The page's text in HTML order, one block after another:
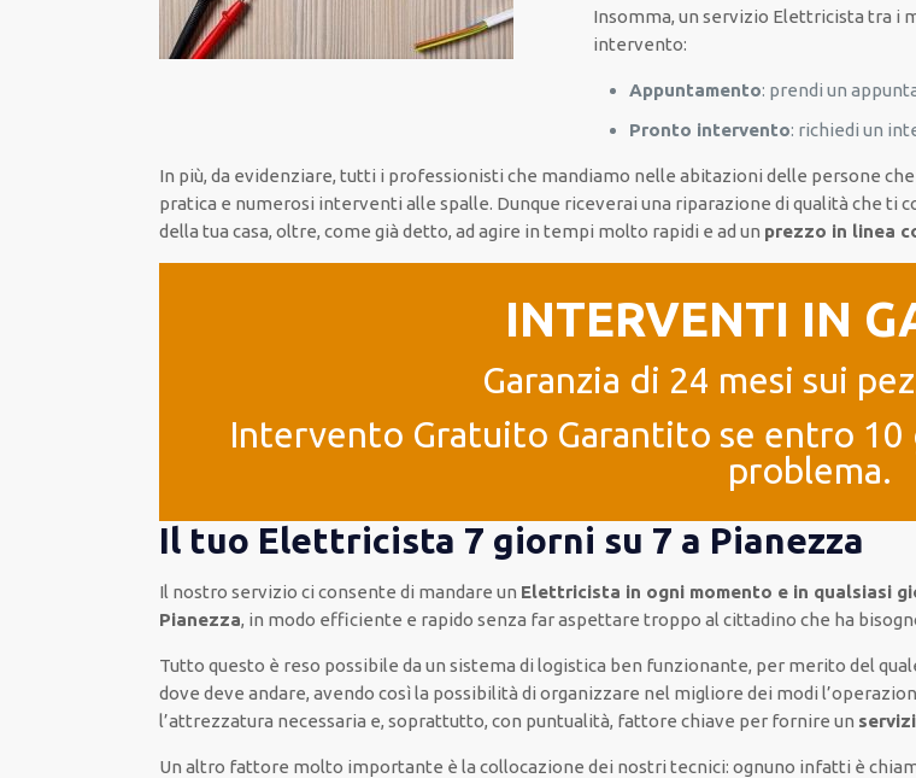
Insomma, un servizio Elettricista tra i
intervento:
Appuntamento: prendi un
Pronto intervento: richiedi un
In più, da evidenziare, tutti i professionisti che mandiamo nelle abitazioni delle persone
pratica e numerosi interventi alle spalle. Dunque riceverai una riparazione di qualità che
della tua casa, oltre, come già detto, ad agire in tempi molto rapidi e ad un prezzo in linea
INTERVENTI IN
Garanzia di 24 mesi sui
Intervento Gratuito Garantito se entro
problema.
Il tuo Elettricista 7 giorni su 7 a Pianezza
Il nostro servizio ci consente di mandare un Elettricista in ogni momento e in qualsiasi
Pianezza, in modo efficiente e rapido senza far aspettare troppo al cittadino che ha
Tutto questo è reso possibile da un sistema di logistica ben funzionante, per merito del
dove deve andare, avendo così la possibilità di organizzare nel migliore dei modi
l’attrezzatura necessaria e, soprattutto, con puntualità, fattore chiave per fornire un
Un altro fattore molto importante è la collocazione dei nostri tecnici: ognuno infatti è